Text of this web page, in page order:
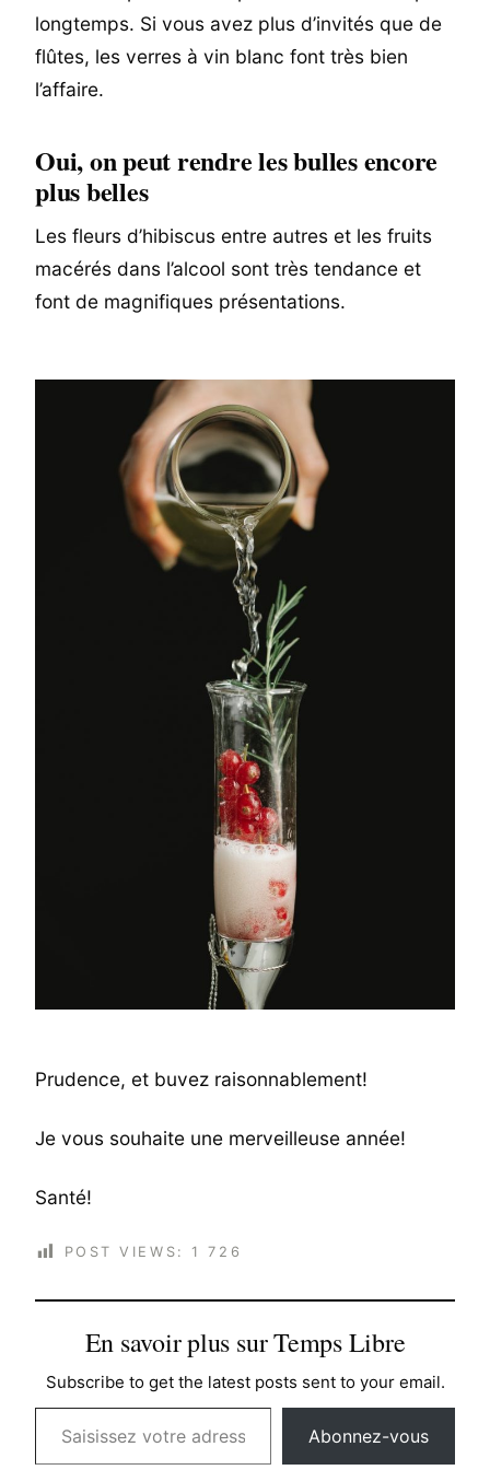
longtemps. Si vous avez plus d’invités que de
flûtes, les verres à vin blanc font très bien
l’affaire.
Oui, on peut rendre les bulles encore
plus belles
Les fleurs d’hibiscus entre autres et les fruits
macérés dans l’alcool sont très tendance et
font de magnifiques présentations.
Prudence, et buvez raisonnablement!
Je vous souhaite une merveilleuse année!
Santé!
POST VIEWS: 1 726
En savoir plus sur Temps Libre
Subscribe to get the latest posts sent to your email.
Saisissez votre adresse e-mail…
Abonnez-vous